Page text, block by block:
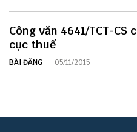
Công văn 4641/TCT-CS
cục thuế
BÀI ĐĂNG 05/11/2015